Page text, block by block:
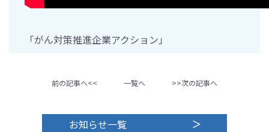
「がん対策推進企業アクション」
前の記事へ<< 一覧へ >>次の記事へ
お知らせ一覧